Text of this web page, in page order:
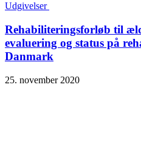
Udgivelser
Rehabiliterings­forløb til
evaluering og status på
Danmark
25. november 2020